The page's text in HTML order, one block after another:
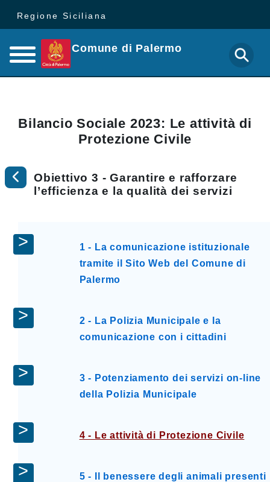
Regione Siciliana
Comune di Palermo
Bilancio Sociale 2023: Le attività di
Protezione Civile
Obiettivo 3 - Garantire e rafforzare
l’efficienza e la qualità dei servizi
1 - La comunicazione istituzionale
tramite il Sito Web del Comune di
Palermo
2 - La Polizia Municipale e la
comunicazione con i cittadini
3 - Potenziamento dei servizi on-line
della Polizia Municipale
4 - Le attività di Protezione Civile
5 - Il benessere degli animali presenti